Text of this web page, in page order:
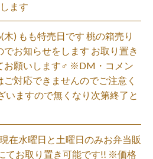
ます
) もも特売日です 桃の箱売り
お知らせをします お取り置き
お願いします‍♂️ ※DM・コメン
ご対応できませんのでご注意く
いますので無くなり次第終了と
在水曜日と土曜日のみお弁当販
てお取り置き可能です!! ※価格